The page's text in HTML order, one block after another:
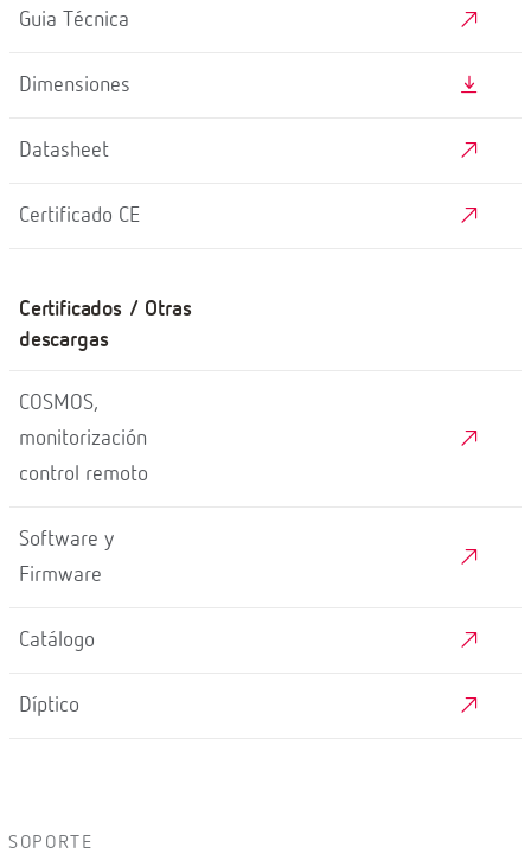
Guia Técnica
Dimensiones
Datasheet
Certificado CE
Certificados / Otras
descargas
COSMOS,
monitorización
control remoto
Software y
Firmware
Catálogo
Díptico
SOPORTE